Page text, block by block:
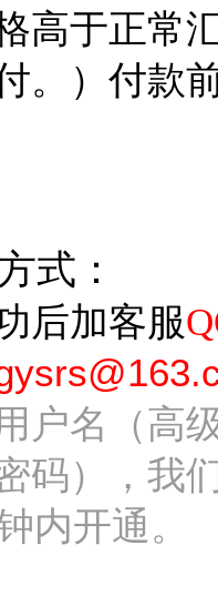
高于正常
。）付款
式：
后加客服
户名（高
码），我
内开通。